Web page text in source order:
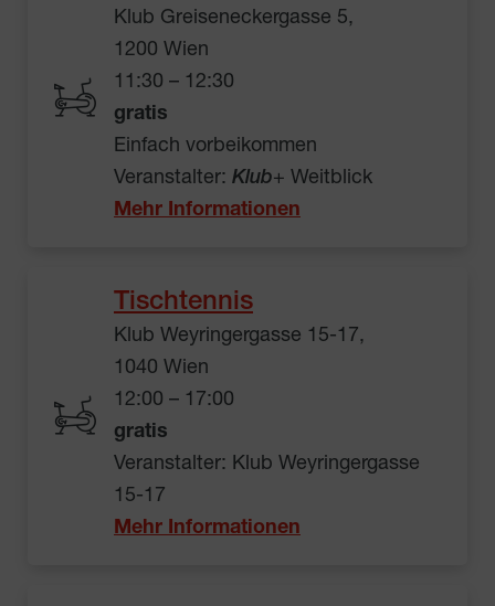
Klub Greiseneckergasse 5,
1200 Wien
11:30 – 12:30
gratis
Einfach vorbeikommen
Veranstalter: Klub+ Weitblick
Mehr Informationen
Tischtennis
Klub Weyringergasse 15-17,
1040 Wien
12:00 – 17:00
gratis
Veranstalter: Klub Weyringergasse
15-17
Mehr Informationen